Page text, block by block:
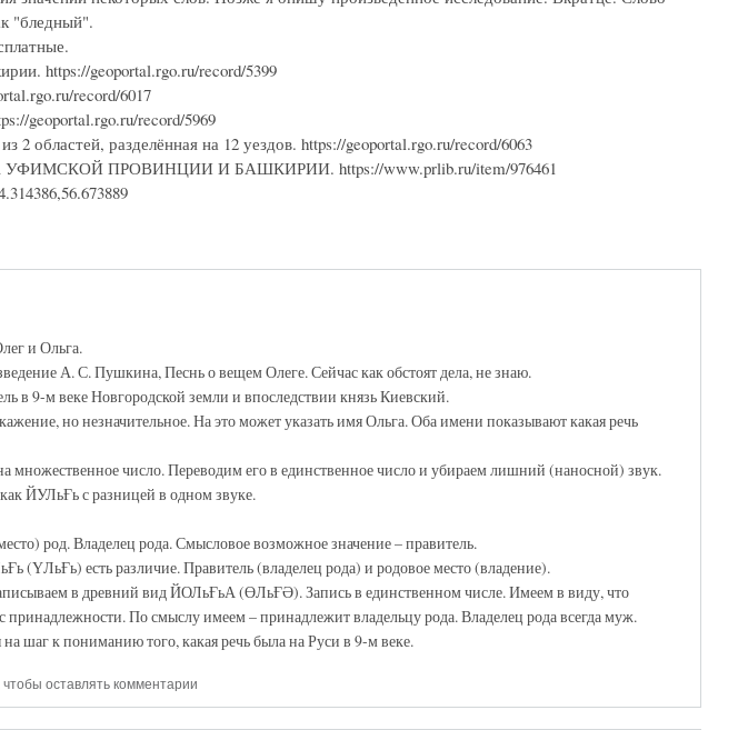
"бледный".
https://geoportal.rgo.ru/record/5399
record/6017
geoportal.rgo.ru/record/5969
областей, разделённая на 12 уездов. https://geoportal.rgo.ru/record/6063
УФИМСКОЙ ПРОВИНЦИИ И БАШКИРИИ. https://www.prlib.ru/item/976461
и Ольга.
А. С. Пушкина, Песнь о вещем Олеге. Сейчас как обстоят дела, не знаю.
в 9-м веке Новгородской земли и впоследствии князь Киевский.
но незначительное. На это может указать имя Ольга. Оба имени показывают какая речь
множественное число. Переводим его в единственное число и убираем лишний (наносной) звук.
ЙУЛьҒь с разницей в одном звуке.
род. Владелец рода. Смысловое возможное значение – правитель.
есть различие. Правитель (владелец рода) и родовое место (владение).
в древний вид ЙОЛьҒьА (ӨЛьҒӘ). Запись в единственном числе. Имеем в виду, что
По смыслу имеем – принадлежит владельцу рода. Владелец рода всегда муж.
шаг к пониманию того, какая речь была на Руси в 9-м веке.
чтобы оставлять комментарии